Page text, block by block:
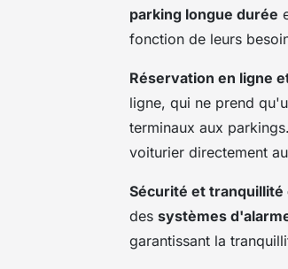
parking longue durée
fonction de leurs
Réservation en ligne
ligne, qui ne prend
terminaux aux
voiturier directement
Sécurité et
des systèmes
garantissant la